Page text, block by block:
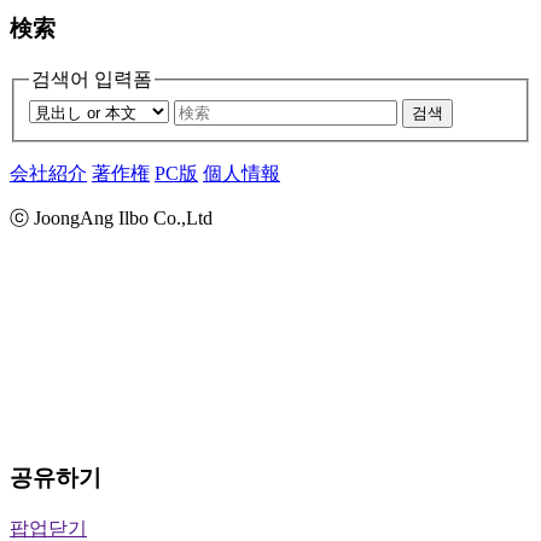
検索
검색어 입력폼
검색
会社紹介 著作権 PC版 個人情報
ⓒ JoongAng Ilbo Co.,Ltd
공유하기
팝업닫기